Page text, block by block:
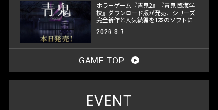
ホラーゲーム『青鬼2』『青鬼 臨海学
校』ダウンロード版が発売、シリーズ
完全新作と人気続編を1本のソフトに
2026.8.7
GAME TOP
EVENT